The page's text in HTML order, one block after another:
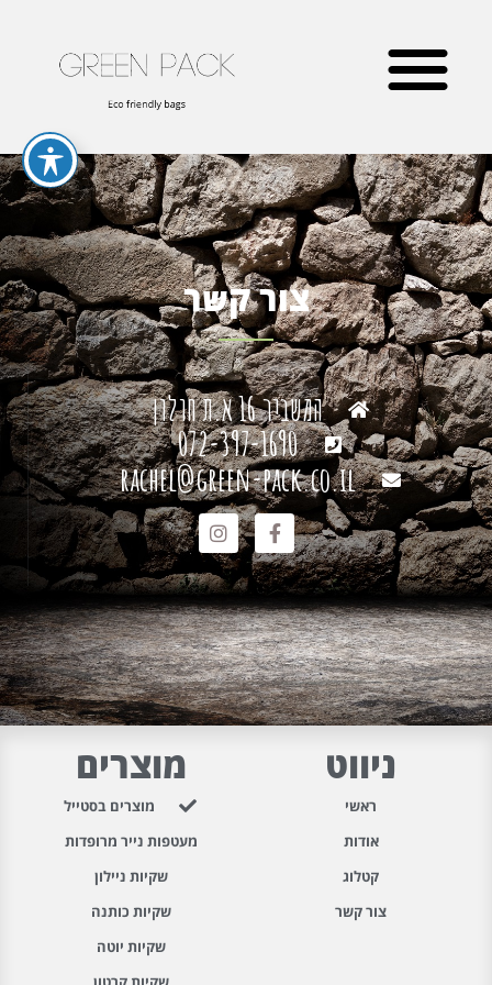
צור קשר
המשביר 16 א.ת חולון
072-397-1690
rachel@green-pack.co.il
ניווט
ראשי
אודות
קטלוג
צור קשר
מוצרים
מוצרים בסטייל
מעטפות נייר מרופדות
שקיות ניילון
שקיות כותנה
שקיות יוטה